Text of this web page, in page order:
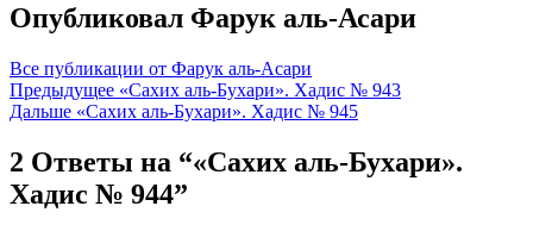
Опубликовал Фарук аль-Асари
Все публикации от Фарук аль-Асари
Навигация
по
записям
Предыдущее «Сахих аль-Бухари». Хадис № 943
Дальше «Сахих аль-Бухари». Хадис № 945
2 Ответы на “«Сахих аль-Бухари».
Хадис № 944”